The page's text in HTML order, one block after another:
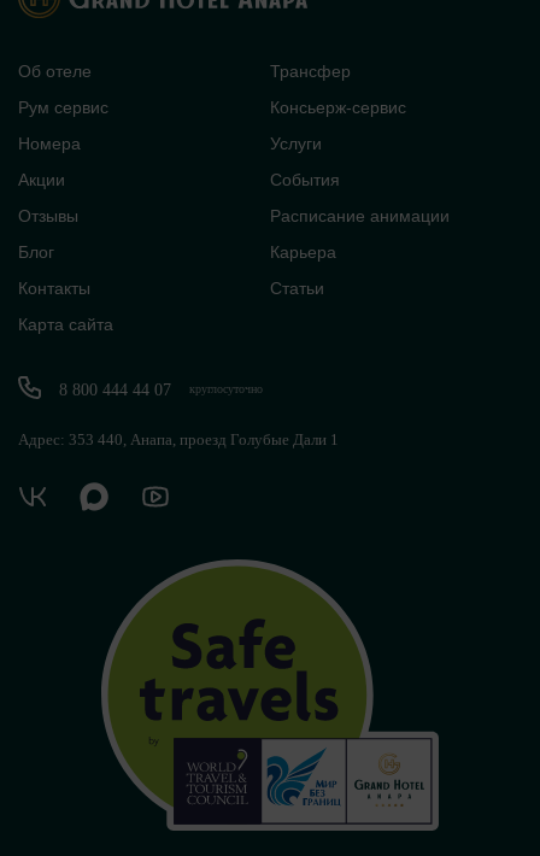
Об отеле
Трансфер
Рум сервис
Консьерж-сервис
Номера
Услуги
Акции
События
Отзывы
Расписание анимации
Блог
Карьера
Контакты
Статьи
Карта сайта
8 800 444 44 07 круглосуточно
Адрес: 353 440, Анапа, проезд Голубые Дали 1